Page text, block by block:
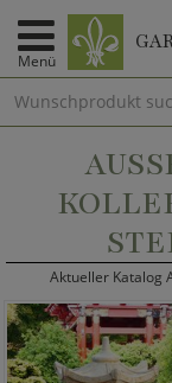
Menü
Aktueller Katalog